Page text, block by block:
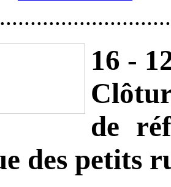
16 -
de
des petits